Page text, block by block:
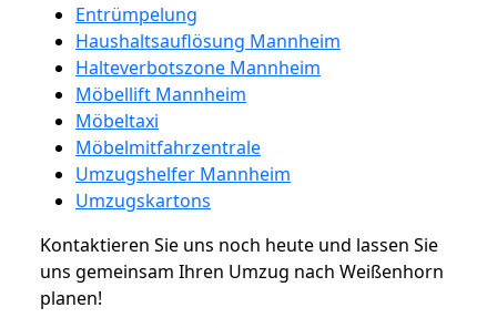
Entrümpelung
Haushaltsauflösung Mannheim
Halteverbotszone Mannheim
Möbellift Mannheim
Möbeltaxi
Möbelmitfahrzentrale
Umzugshelfer Mannheim
Umzugskartons
Kontaktieren Sie uns noch heute und lassen Sie
uns gemeinsam Ihren Umzug nach Weißenhorn
planen!